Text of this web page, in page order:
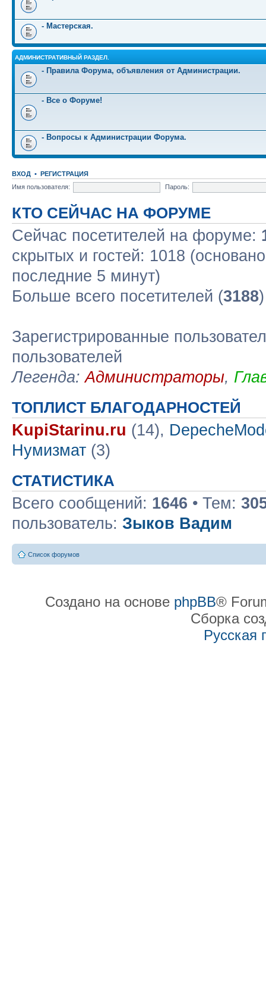
- Мастерская.
АДМИНИСТРАТИВНЫЙ РАЗДЕЛ.
- Правила Форума, объявления от Администрации.
- Все о Форуме!
- Вопросы к Администрации Форума.
ВХОД • РЕГИСТРАЦИЯ
Имя пользователя:
Пароль:
КТО СЕЙЧАС НА ФОРУМЕ
Сейчас посетителей на форуме:
скрытых и гостей: 1018
последние 5 минут)
Больше всего посетителей (3188
Зарегистрированные
пользователей
Легенда:Администраторы,
ТОПЛИСТ БЛАГОДАРНОСТЕЙ
KupiStarinu.ru (14),
Нумизмат (3)
СТАТИСТИКА
Всего сообщений: 1646 • Тем:
пользователь: Зыков Вадим
Список форумов
Создано на основе phpBB®
Сборка
Русская